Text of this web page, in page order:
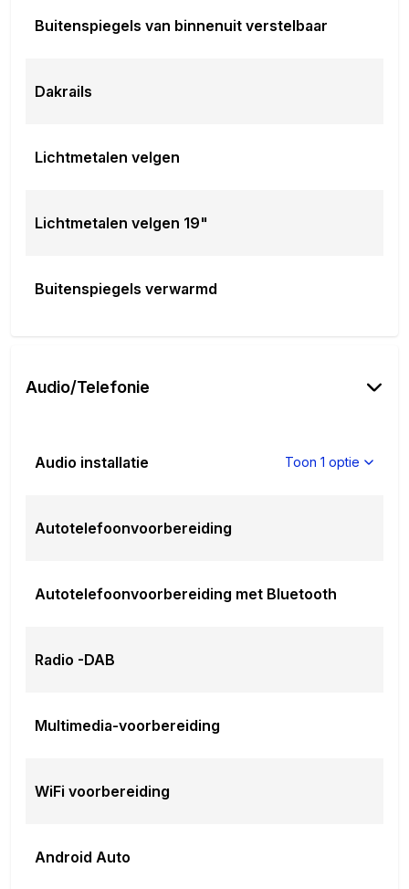
Buitenspiegels van binnenuit verstelbaar
Dakrails
Lichtmetalen velgen
Lichtmetalen velgen 19"
Buitenspiegels verwarmd
Audio/Telefonie
Audio installatie Toon 1 optie
Autotelefoonvoorbereiding
Autotelefoonvoorbereiding met Bluetooth
Radio -DAB
Multimedia-voorbereiding
WiFi voorbereiding
Android Auto